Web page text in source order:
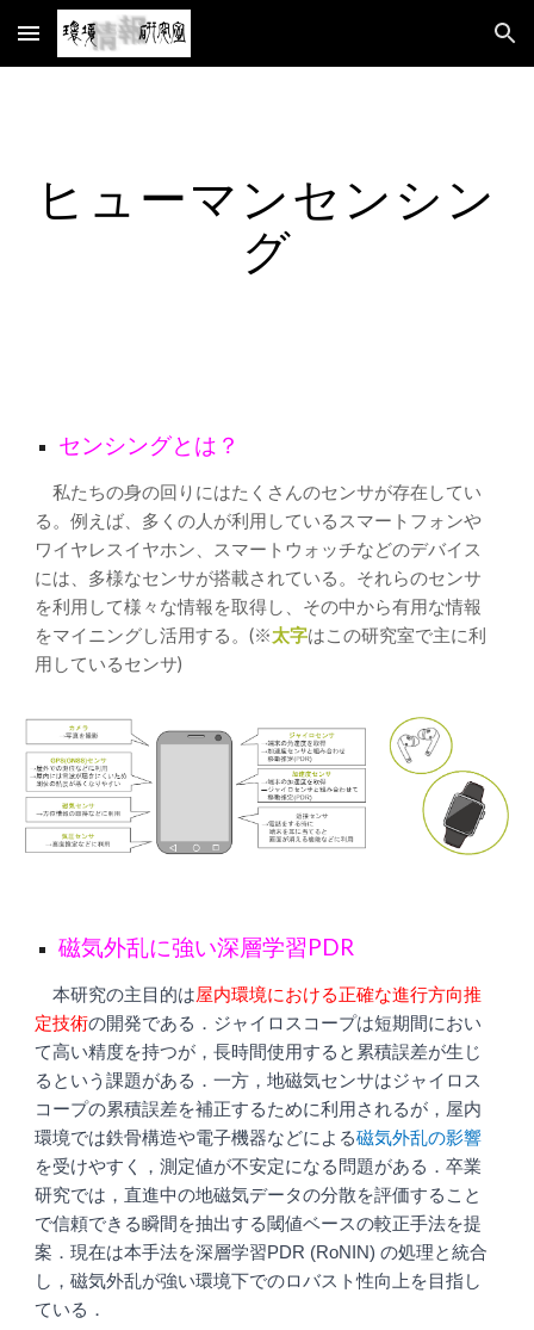
Skip to main content Skip to navigation
ヒューマンセンシン
グ
センシングとは？
私たちの身の回りにはたくさんのセンサが存在してい
る。例えば、多くの人が利用しているスマートフォンや
ワイヤレスイヤホン、スマートウォッチなどのデバイス
には、多様なセンサが搭載されている。それらのセンサ
を利用して様々な情報を取得し、その中から有用な情報
をマイニングし活用する。(※太字はこの研究室で主に利
用しているセンサ)
磁気外乱に強い深層学習PDR
本研究の主目的は屋内環境における正確な進行方向推
定技術の開発である．ジャイロスコープは短期間におい
て高い精度を持つが，長時間使用すると累積誤差が生じ
るという課題がある．一方，地磁気センサはジャイロス
コープの累積誤差を補正するために利用されるが，屋内
環境では鉄骨構造や電子機器などによる磁気外乱の影響
を受けやすく，測定値が不安定になる問題がある．卒業
研究では，直進中の地磁気データの分散を評価すること
で信頼できる瞬間を抽出する閾値ベースの較正手法を提
案．現在は本手法を深層学習PDR (RoNIN) の処理と統合
し，磁気外乱が強い環境下でのロバスト性向上を目指し
ている．